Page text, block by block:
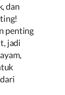
dan
penting
jadi